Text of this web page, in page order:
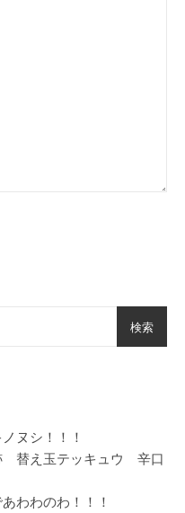
検索
ヌシ！！！
替え玉テッキュウ 辛口
わわのわ！！！